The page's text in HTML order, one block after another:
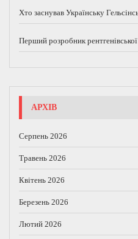
Хто заснував Українську
Перший розробник
АРХІВ
Серпень 2026
Травень 2026
Квітень 2026
Березень 2026
Лютий 2026